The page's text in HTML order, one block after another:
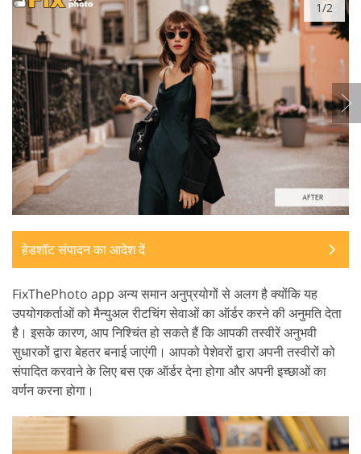
1/2
हेडशॉट संपादन का आदेश दें
FixThePhoto app अन्य समान अनुप्रयोगों से अलग है क्योंकि यह
उपयोगकर्ताओं को मैन्युअल रीटचिंग सेवाओं का ऑर्डर करने की अनुमति देता
है। इसके कारण, आप निश्चिंत हो सकते हैं कि आपकी तस्वीरें अनुभवी
सुधारकों द्वारा बेहतर बनाई जाएंगी। आपको पेशेवरों द्वारा अपनी तस्वीरों को
संपादित करवाने के लिए बस एक ऑर्डर देना होगा और अपनी इच्छाओं का
वर्णन करना होगा।